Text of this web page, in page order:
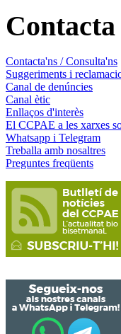
Contacta
Contacta'ns / Consulta'ns
Suggeriments i
Canal de denúncies
Canal ètic
Enllaços d'interès
El CCPAE a les xarxes
Whatsapp i Telegram
Treballa amb nosaltres
Preguntes freqüents